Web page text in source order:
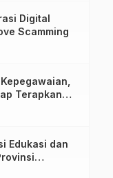
Digital
Scamming
Terapkan
Edukasi dan
Kolaborasi